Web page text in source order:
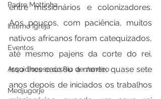
Padre Mottinha
Interno Igreja
Eventos
Arquidiocese do Rio de Janeiro
Medjugorje
entre missionários e colonizadores.
Aos poucos, com paciência, muitos
nativos africanos foram catequizados,
até mesmo pajens da corte do rei.
Isso lhes causou a morte, quase sete
anos depois de iniciados os trabalhos